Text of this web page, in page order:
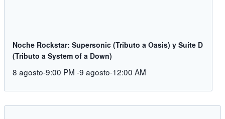
Noche Rockstar: Supersonic (Tributo a Oasis) y Suite D
(Tributo a System of a Down)
8 agosto-9:00 PM -9 agosto-12:00 AM